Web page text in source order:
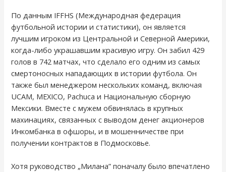
По данным IFFHS (Международная федерация
футбольной истории и статистики), он является
лучшим игроком из Центральной и Северной Америки,
когда-либо украшавшим красивую игру. Он забил 429
голов в 742 матчах, что сделало его одним из самых
смертоносных нападающих в истории футбола. Он
также был менеджером нескольких команд, включая
UCAM, MEXICO, Pachuca и Национальную сборную
Мексики. Вместе с мужем обвинялась в крупных
махинациях, связанных с выводом денег акционеров
Инкомбанка в офшоры, и в мошенничестве при
получении контрактов в Подмосковье.
Хотя руководство „Милана” поначалу было впечатлено